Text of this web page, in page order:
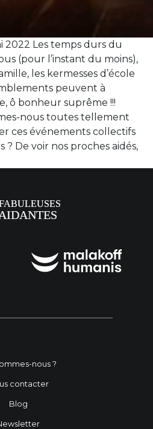
2022 Les temps durs du
(pour l’instant du moins),
les kermesses d’école
peuvent à
ô bonheur suprême !!!
nous toutes tellement
ces événements collectifs
? De voir nos proches aidés,
nous ?
contacter
Blog